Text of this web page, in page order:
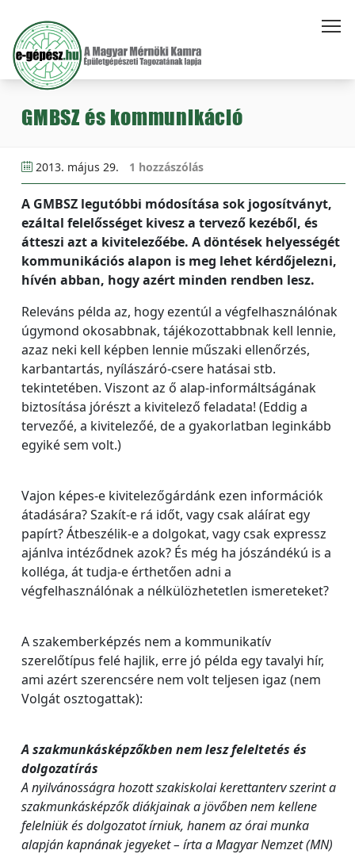
GMBSZ és kommunikáció
2013. május 29. 1 hozzászólás
A GMBSZ legutóbbi módosítása sok jogosítványt,
ezáltal felelősséget kivesz a tervező kezéből, és
átteszi azt a kivitelezőébe. A döntések helyességét
kommunikációs alapon is meg lehet kérdőjelezni,
hívén abban, hogy azért minden rendben lesz.
Releváns példa az, hogy ezentúl a végfelhasználónak
úgymond okosabbnak, tájékozottabbnak kell lennie,
azaz neki kell képben lennie műszaki ellenőrzés,
karbantartás, nyílászáró-csere hatásai stb.
tekintetében. Viszont az ő alap-informáltságának
biztosítása jórészt a kivitelező feladata! (Eddig a
tervezőé, a kivitelezőé, de a gyakorlatban leginkább
egyiké sem volt.)
Vajon képes-e kivitelezőgárdánk ezen információk
átadására? Szakít-e rá időt, vagy csak aláírat egy
papírt? Átbeszélik-e a dolgokat, vagy csak expressz
ajánlva intéződnek azok? És még ha jószándékú is a
kolléga, át tudja-e érthetően adni a
végfelhasználónak a nélkülözhetetlen ismereteket?
A szakemberképzés nem a kommunikatív
szerelőtípus felé hajlik, erre jó példa egy tavalyi hír,
ami azért szerencsére nem volt teljesen igaz (nem
Volgát osztogattak):
A szakmunkásképzőkben nem lesz feleltetés és
dolgozatírás
A nyilvánosságra hozott szakiskolai kerettanterv szerint a
szakmunkásképzők diákjainak a jövőben nem kellene
felelniük és dolgozatot írniuk, hanem az órai munka
alapján kapnának jegyeket – írta a Magyar Nemzet (MN)